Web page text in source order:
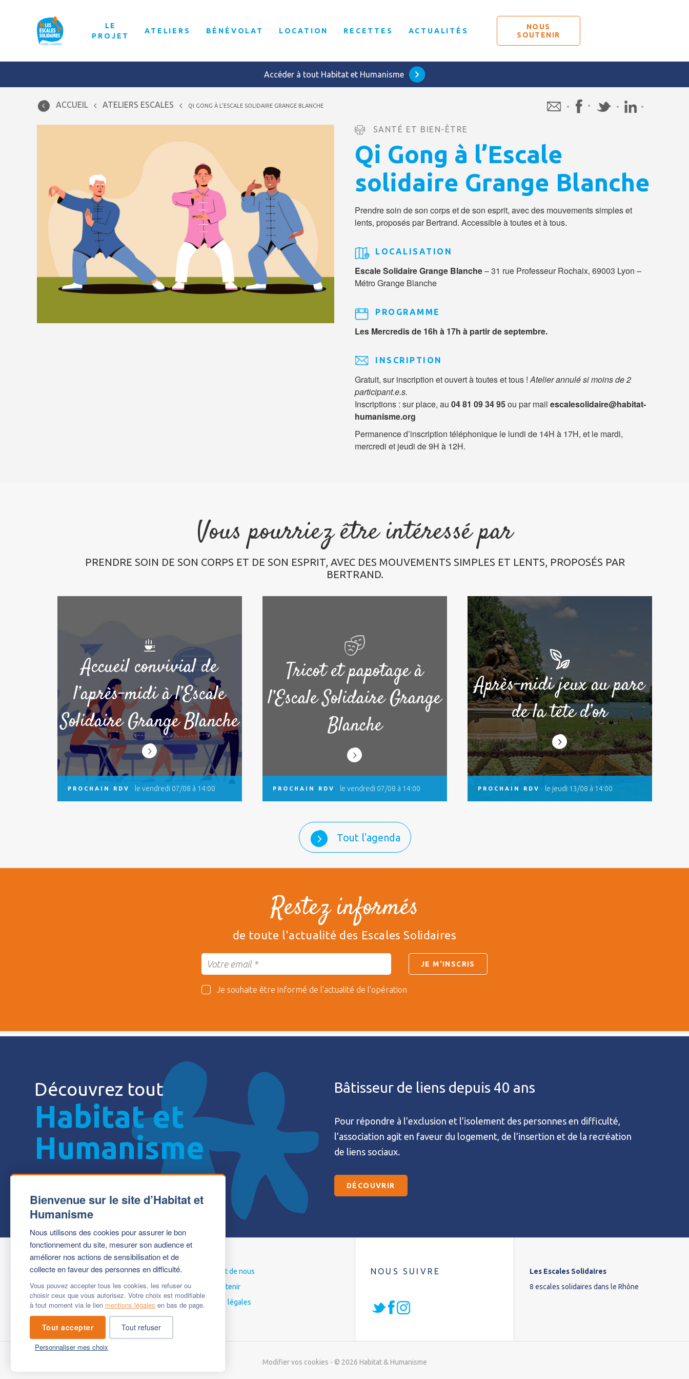
Bienvenue sur le site d’Habitat et
Humanisme
Nous utilisons des cookies pour assurer le bon
fonctionnement du site, mesurer son audience et
améliorer nos actions de sensibilisation et de
collecte en faveur des personnes en difficulté.
Vous pouvez accepter tous les cookies, les refuser ou
choisir ceux que vous autorisez. Votre choix est modifiable
à tout moment via le lien mentions légales en bas de page.
Tout accepter Tout refuser
Personnaliser mes choix
LE
PROJET
ATELIERS BÉNÉVOLAT LOCATION RECETTES ACTUALITÉS
NOUS
SOUTENIR
Accéder à tout Habitat et Humanisme
ACCUEIL ATELIERS ESCALES QI GONG À L’ESCALE SOLIDAIRE GRANGE BLANCHE
SANTÉ ET BIEN-ÊTRE
Qi Gong à l’Escale
solidaire Grange Blanche
Prendre soin de son corps et de son esprit, avec des mouvements simples et
lents, proposés par Bertrand. Accessible à toutes et à tous.
LOCALISATION
Escale Solidaire Grange Blanche– 31 rue Professeur Rochaix, 69003 Lyon –
Métro Grange Blanche
PROGRAMME
Les Mercredis de 16h à 17h à partir de septembre.
INSCRIPTION
Gratuit, sur inscription et ouvert à toutes et tous !Atelier annulé si moins de 2
participant.e.s.
Inscriptions : sur place, au 04 81 09 34 95ou par mail escalesolidaire@habitat-
humanisme.org
Permanence d’inscription téléphonique le lundi de 14H à 17H, et le mardi,
mercredi et jeudi de 9H à 12H.
Vous pourriez être intéressé par
PRENDRE SOIN DE SON CORPS ET DE SON ESPRIT, AVEC DES MOUVEMENTS SIMPLES ET LENTS, PROPOSÉS PAR
BERTRAND.
Accueil convivial de
l’après-midi à l’Escale
Solidaire Grange Blanche
PROCHAIN RDV le vendredi 07/08 à 14:00
Tricot et papotage à
l’Escale Solidaire Grange
Blanche
PROCHAIN RDV le vendredi 07/08 à 14:00
Après-midi jeux au parc
de la tête d’or
PROCHAIN RDV le jeudi 13/08 à 14:00
Tout l'agenda
Restez informés
de toute l'actualité des Escales Solidaires
Je souhaite être informé de l'actualité de l'opération
Découvrez tout
Habitat et
Humanisme
Bâtisseur de liens depuis 40 ans
Pour répondre à l’exclusion et l’isolement des personnes en difficulté,
l’association agit en faveur du logement, de l’insertion et de la recréation
de liens sociaux.
DÉCOUVRIR
Le projet
Ateliers
Actualités
Ils parlent de nous
Nous soutenir
Mentions légales
NOUS SUIVRE
Les Escales Solidaires
8 escales solidaires dans le Rhône
Modifier vos cookies - © 2026 Habitat & Humanisme